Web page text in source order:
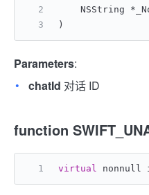
NSString
)
Parameters:
chatId 对话 ID
function
virtual nonnull